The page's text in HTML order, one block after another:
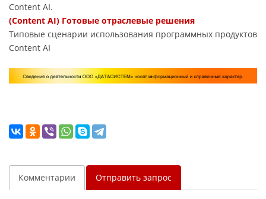
Content AI.
(Content AI) Готовые отраслевые решения
Типовые сценарии использования программных продуктов
Content AI
Комментарии Отправить запрос